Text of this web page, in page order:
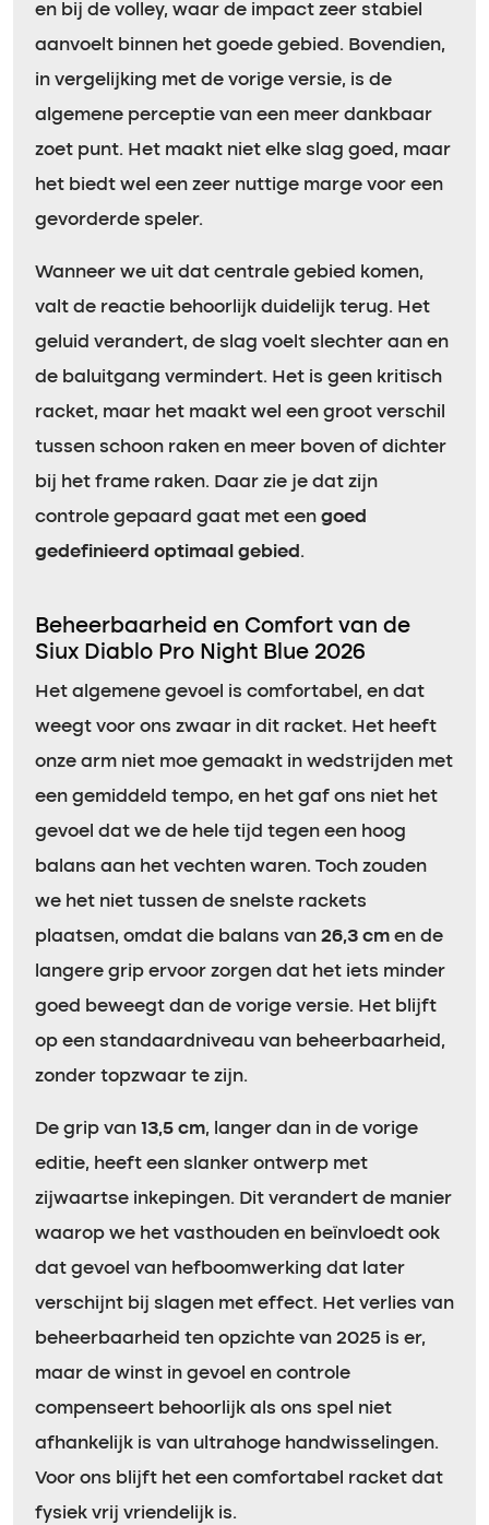
en bij de volley, waar de impact zeer stabiel
aanvoelt binnen het goede gebied. Bovendien,
in vergelijking met de vorige versie, is de
algemene perceptie van een meer dankbaar
zoet punt. Het maakt niet elke slag goed, maar
het biedt wel een zeer nuttige marge voor een
gevorderde speler.
Wanneer we uit dat centrale gebied komen,
valt de reactie behoorlijk duidelijk terug. Het
geluid verandert, de slag voelt slechter aan en
de baluitgang vermindert. Het is geen kritisch
racket, maar het maakt wel een groot verschil
tussen schoon raken en meer boven of dichter
bij het frame raken. Daar zie je dat zijn
controle gepaard gaat met een goed
gedefinieerd optimaal gebied .
Beheerbaarheid en Comfort van de
Siux Diablo Pro Night Blue 2026
Het algemene gevoel is comfortabel, en dat
weegt voor ons zwaar in dit racket. Het heeft
onze arm niet moe gemaakt in wedstrijden met
een gemiddeld tempo, en het gaf ons niet het
gevoel dat we de hele tijd tegen een hoog
balans aan het vechten waren. Toch zouden
we het niet tussen de snelste rackets
plaatsen, omdat die balans van 26,3 cm en de
langere grip ervoor zorgen dat het iets minder
goed beweegt dan de vorige versie. Het blijft
op een standaardniveau van beheerbaarheid,
zonder topzwaar te zijn.
De grip van 13,5 cm, langer dan in de vorige
editie, heeft een slanker ontwerp met
zijwaartse inkepingen. Dit verandert de manier
waarop we het vasthouden en beïnvloedt ook
dat gevoel van hefboomwerking dat later
verschijnt bij slagen met effect. Het verlies van
beheerbaarheid ten opzichte van 2025 is er,
maar de winst in gevoel en controle
compenseert behoorlijk als ons spel niet
afhankelijk is van ultrahoge handwisselingen.
Voor ons blijft het een comfortabel racket dat
fysiek vrij vriendelijk is.